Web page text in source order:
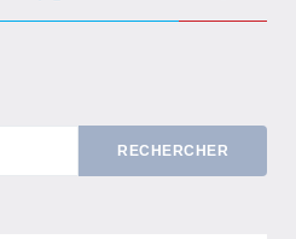
RECHERCHER